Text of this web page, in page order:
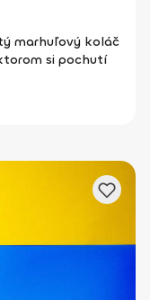
marhuľový koláč
si pochutí